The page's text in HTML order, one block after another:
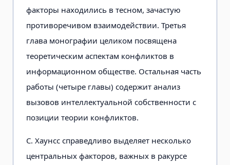
факторы находились в тесном, зачастую
противоречивом взаимодействии. Третья
глава монографии целиком посвящена
теоретическим аспектам конфликтов в
информационном обществе. Остальная часть
работы (четыре главы) содержит анализ
вызовов интеллектуальной собственности с
позиции теории конфликтов.
С. Хаунсс справедливо выделяет несколько
центральных факторов, важных в ракурсе